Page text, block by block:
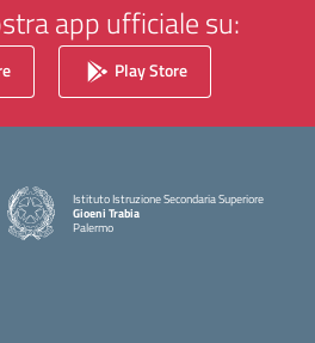
app ufficiale su:
Play Store
Istituto Istruzione Secondaria Superiore
Gioeni Trabia
Palermo